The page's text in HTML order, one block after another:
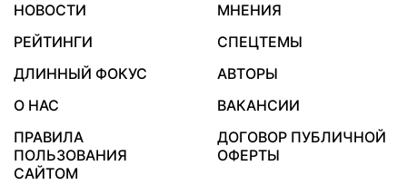
НОВОСТИ
МНЕНИЯ
РЕЙТИНГИ
СПЕЦТЕМЫ
ДЛИННЫЙ ФОКУС
АВТОРЫ
О НАС
ВАКАНСИИ
ПРАВИЛА
ПОЛЬЗОВАНИЯ
САЙТОМ
ДОГОВОР ПУБЛИЧНОЙ
ОФЕРТЫ